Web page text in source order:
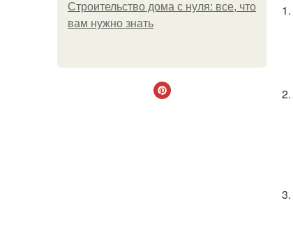
Строительство дома с нуля: все, что
вам нужно знать